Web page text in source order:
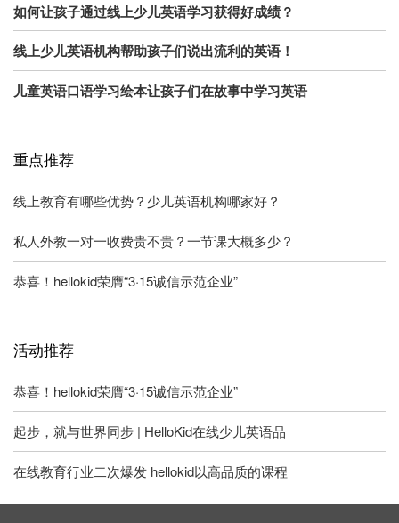
如何让孩子通过线上少儿英语学习获得好成绩？
线上少儿英语机构帮助孩子们说出流利的英语！
儿童英语口语学习绘本让孩子们在故事中学习英语
重点推荐
线上教育有哪些优势？少儿英语机构哪家好？
私人外教一对一收费贵不贵？一节课大概多少？
恭喜！hellokid荣膺“3·15诚信示范企业”
活动推荐
恭喜！hellokid荣膺“3·15诚信示范企业”
起步，就与世界同步 | HelloKid在线少儿英语品
在线教育行业二次爆发 hellokid以高品质的课程